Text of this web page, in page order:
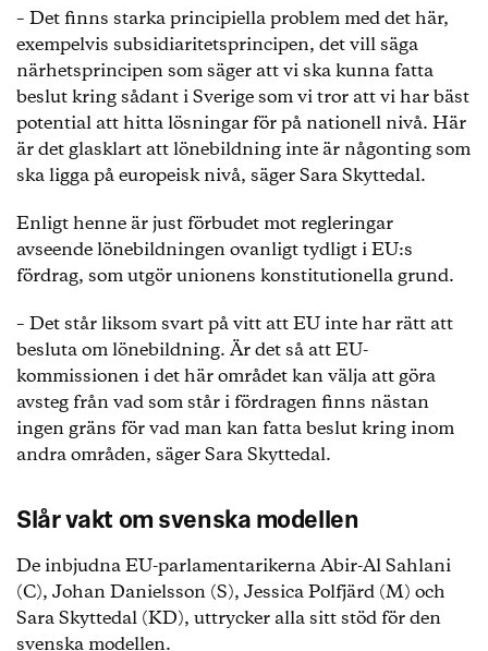
– Det finns starka principiella problem med det här,
exempelvis subsidiaritetsprincipen, det vill säga
närhetsprincipen som säger att vi ska kunna fatta
beslut kring sådant i Sverige som vi tror att vi har bäst
potential att hitta lösningar för på nationell nivå. Här
är det glasklart att lönebildning inte är någonting som
ska ligga på europeisk nivå, säger Sara Skyttedal.
Enligt henne är just förbudet mot regleringar
avseende lönebildningen ovanligt tydligt i EU:s
fördrag, som utgör unionens konstitutionella grund.
– Det står liksom svart på vitt att EU inte har rätt att
besluta om lönebildning. Är det så att EU-
kommissionen i det här området kan välja att göra
avsteg från vad som står i fördragen finns nästan
ingen gräns för vad man kan fatta beslut kring inom
andra områden, säger Sara Skyttedal.
Slår vakt om svenska modellen
De inbjudna EU-parlamentarikerna Abir-Al Sahlani
(C), Johan Danielsson (S), Jessica Polfjärd (M) och
Sara Skyttedal (KD), uttrycker alla sitt stöd för den
svenska modellen.